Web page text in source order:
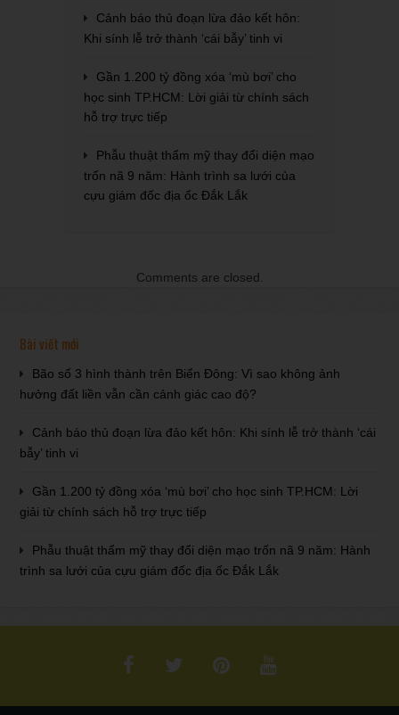
Cảnh báo thủ đoạn lừa đảo kết hôn:
Khi sính lễ trở thành ‘cái bẫy’ tinh vi
Gần 1.200 tỷ đồng xóa ‘mù bơi’ cho
học sinh TP.HCM: Lời giải từ chính sách
hỗ trợ trực tiếp
Phẫu thuật thẩm mỹ thay đổi diện mạo
trốn nã 9 năm: Hành trình sa lưới của
cựu giám đốc địa ốc Đắk Lắk
Comments are closed.
Bài viết mới
Bão số 3 hình thành trên Biển Đông: Vì sao không ảnh
hưởng đất liền vẫn cần cảnh giác cao độ?
Cảnh báo thủ đoạn lừa đảo kết hôn: Khi sính lễ trở thành ‘cái
bẫy’ tinh vi
Gần 1.200 tỷ đồng xóa ‘mù bơi’ cho học sinh TP.HCM: Lời
giải từ chính sách hỗ trợ trực tiếp
Phẫu thuật thẩm mỹ thay đổi diện mạo trốn nã 9 năm: Hành
trình sa lưới của cựu giám đốc địa ốc Đắk Lắk